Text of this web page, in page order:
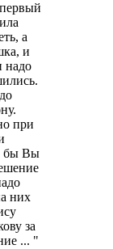
а
и
надо
при
бы Вы
них
за
... "